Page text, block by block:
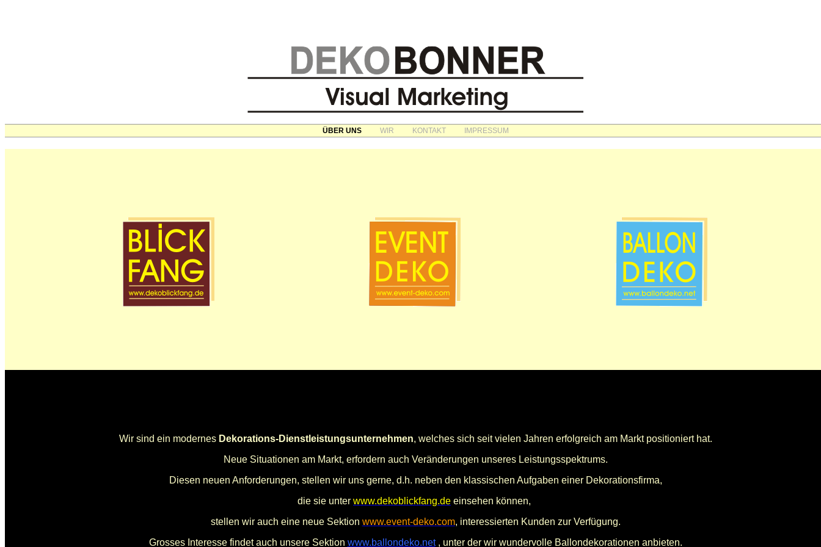
ÜBER UNS WIR KONTAKT IMPRESSUM
Wir sind ein modernes Dekorations-Dienstleistungsunternehmen, welches sich seit vielen Jahren erfolgreich am Markt positioniert hat.
Neue Situationen am Markt, erfordern auch Veränderungen unseres Leistungsspektrums.
Diesen neuen Anforderungen, stellen wir uns gerne, d.h. neben den klassischen Aufgaben einer Dekorationsfirma,
die sie unter www.dekoblickfang.de einsehen können,
stellen wir auch eine neue Sektion www.event-deko.com, interessierten Kunden zur Verfügung.
Grosses Interesse findet auch unsere Sektion www.ballondeko.net, unter der wir wundervolle Ballondekorationen anbieten.